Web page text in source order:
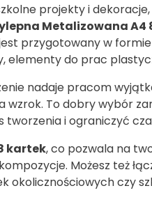
projekty i
Metalizowana A4
przygotowany w
elementy do prac
nadaje pracom
wzrok. To dobry wybór
i ograniczyć
kartek, co pozwala na
Możesz też
okolicznościowych czy